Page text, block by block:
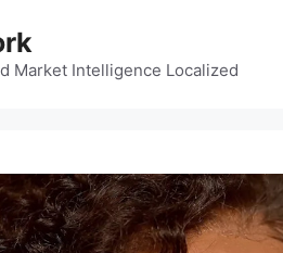
Market Intelligence Localized